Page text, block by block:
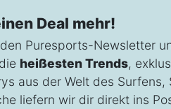
Deal mehr!
Puresports-Newsletter
heißesten Trends,
aus der Welt des Surfens,
liefern wir dir direkt ins